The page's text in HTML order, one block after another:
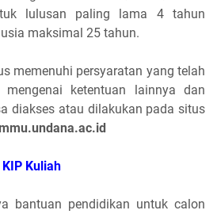
lulusan paling lama 4 tahun
maksimal 25 tahun.
memenuhi persyaratan yang telah
mengenai ketentuan lainnya dan
diakses atau dilakukan pada situs
Kuliah
bantuan pendidikan untuk calon